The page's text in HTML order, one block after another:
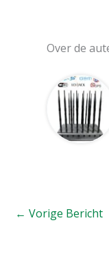
Over de
← Vorige Bericht